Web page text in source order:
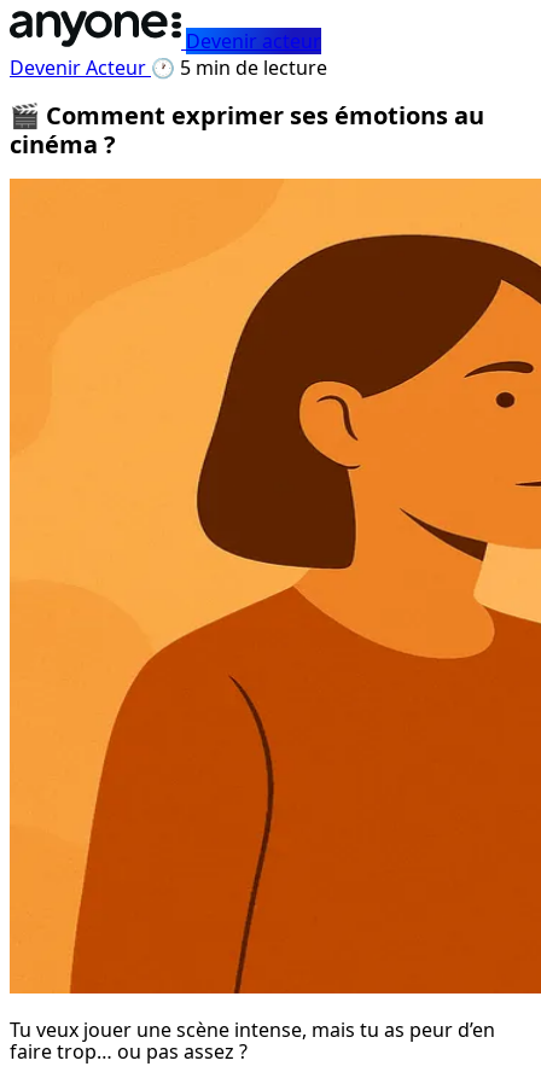
Devenir acteur
Devenir Acteur 🕐 5 min de lecture
🎬 Comment exprimer ses émotions au
cinéma ?
Tu veux jouer une scène intense, mais tu as peur d’en
faire trop… ou pas assez ?